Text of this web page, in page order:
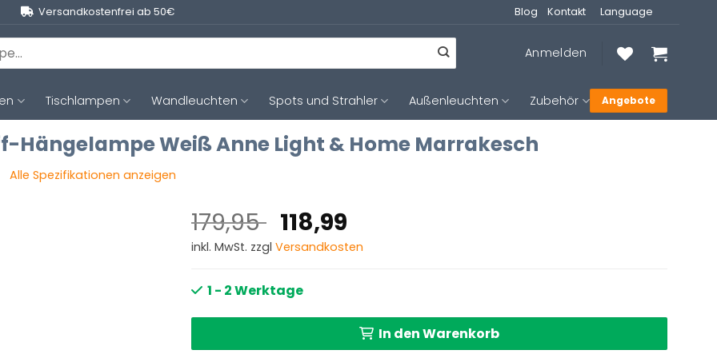
Versandkostenfrei ab 50€ Blog Kontakt Language
Anmelden
Tischlampen Wandleuchten Spots und Strahler Außenleuchten Zubehör Angebote
Weiß Anne Light & Home Marrakesch
Alle Spezifikationen anzeigen
179,95 Ursprünglicher
Preis
179,95 €
118,99
Preis
inkl. MwSt. zzgl Versandkosten
1 - 2 Werktage
In den Warenkorb